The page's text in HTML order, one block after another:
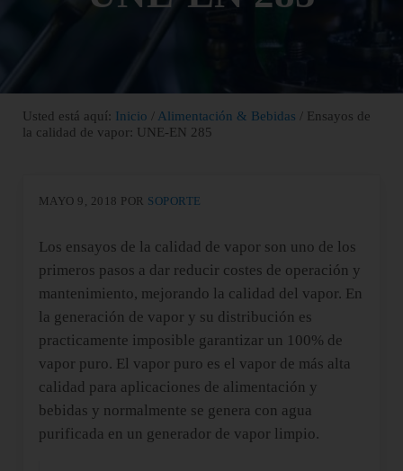
Usted está aquí: Inicio / Alimentación & Bebidas / Ensayos de
la calidad de vapor: UNE-EN 285
MAYO 9, 2018 POR SOPORTE
Los ensayos de la calidad de vapor son uno de los
primeros pasos a dar reducir costes de operación y
mantenimiento, mejorando la calidad del vapor. En
la generación de vapor y su distribución es
practicamente imposible garantizar un 100% de
vapor puro. El vapor puro es el vapor de más alta
calidad para aplicaciones de alimentación y
bebidas y normalmente se genera con agua
purificada en un generador de vapor limpio.